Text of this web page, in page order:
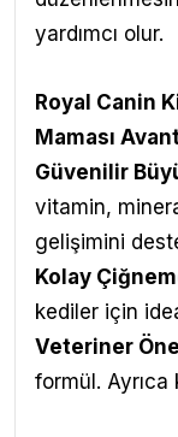
yardımcı olur.
Royal Canin
Maması
Güvenilir
vitamin,
gelişimini
Kolay
kediler için
Veteriner
formül.